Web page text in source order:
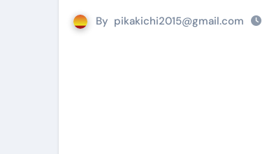
Cookie同意管理ツー
【輸入消費税】輸入
この動画は国にすぐ
意外にありえる？日
By pikakichi2015@gmail.com